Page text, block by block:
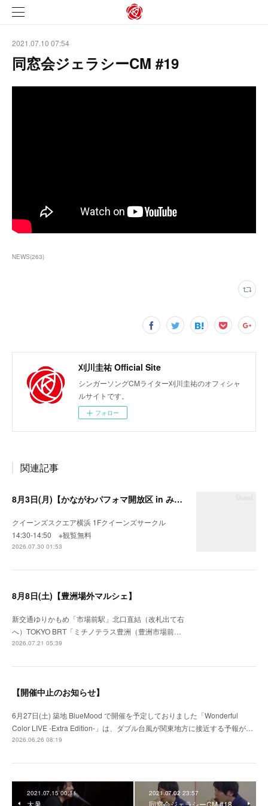
2021.07.10 07:54
同窓会ジェラシーCM #19
NEWS(263)
刈川圭祐 Official Site
シンガーソングCMライター刈川圭祐のオフィシャ
ルサイトです。
フォロー
関連記事
8月3日(月)【かながわパフォマ開放区 in みなとみらい】
クイーンズスクエア横浜 1Fクイーンズサークル
14:30-14:50 ※観覧無料
2026.07.30 01:53
8月8日(土)【豊洲場外マルシェ】
新交通ゆりかもめ「市場前駅」北口直結（改札出て右
へ）TOKYO BRT「ミチノテラス豊洲（豊洲市場前…
2026.07.21 05:39
【開催中止のお知らせ】
6月27日(土) 築地 BlueMood で開催を予定しておりました「Wonderful
Color LIVE -Extra Edition-」は、ダブル台風が関東地方に接近する予報が…
2026.06.26 08:19
2021.07.15 00:11
大暑
2021.07.02 23:57
同窓会ジェラシーCM #18